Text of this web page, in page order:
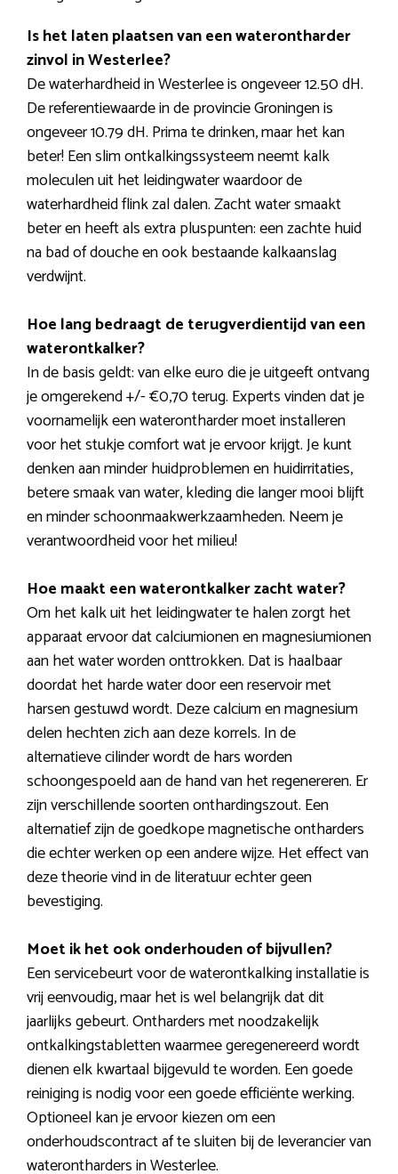
Is het laten plaatsen van een waterontharder
zinvol in Westerlee?
De waterhardheid in Westerlee is ongeveer 12.50 dH.
De referentiewaarde in de provincie Groningen is
ongeveer 10.79 dH. Prima te drinken, maar het kan
beter! Een slim ontkalkingssysteem neemt kalk
moleculen uit het leidingwater waardoor de
waterhardheid flink zal dalen. Zacht water smaakt
beter en heeft als extra pluspunten: een zachte huid
na bad of douche en ook bestaande kalkaanslag
verdwijnt.
Hoe lang bedraagt de terugverdientijd van een
waterontkalker?
In de basis geldt: van elke euro die je uitgeeft ontvang
je omgerekend +/- €0,70 terug. Experts vinden dat je
voornamelijk een waterontharder moet installeren
voor het stukje comfort wat je ervoor krijgt. Je kunt
denken aan minder huidproblemen en huidirritaties,
betere smaak van water, kleding die langer mooi blijft
en minder schoonmaakwerkzaamheden. Neem je
verantwoordheid voor het milieu!
Hoe maakt een waterontkalker zacht water?
Om het kalk uit het leidingwater te halen zorgt het
apparaat ervoor dat calciumionen en magnesiumionen
aan het water worden onttrokken. Dat is haalbaar
doordat het harde water door een reservoir met
harsen gestuwd wordt. Deze calcium en magnesium
delen hechten zich aan deze korrels. In de
alternatieve cilinder wordt de hars worden
schoongespoeld aan de hand van het regenereren. Er
zijn verschillende soorten onthardingszout. Een
alternatief zijn de goedkope magnetische ontharders
die echter werken op een andere wijze. Het effect van
deze theorie vind in de literatuur echter geen
bevestiging.
Moet ik het ook onderhouden of bijvullen?
Een servicebeurt voor de waterontkalking installatie is
vrij eenvoudig, maar het is wel belangrijk dat dit
jaarlijks gebeurt. Ontharders met noodzakelijk
ontkalkingstabletten waarmee geregenereerd wordt
dienen elk kwartaal bijgevuld te worden. Een goede
reiniging is nodig voor een goede efficiënte werking.
Optioneel kan je ervoor kiezen om een
onderhoudscontract af te sluiten bij de leverancier van
waterontharders in Westerlee.